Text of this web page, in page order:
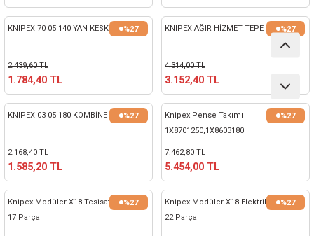
%27
KNIPEX 70 05 140 YAN KESKI
2.439,60 TL
1.784,40 TL
%27
KNIPEX AĞIR HİZMET TEPE KESKİ
4.314,00 TL
3.152,40 TL
%27
KNIPEX 03 05 180 KOMBİNE PENSE
2.168,40 TL
1.585,20 TL
%27
Knipex Pense Takımı
1X8701250,1X8603180
7.462,80 TL
5.454,00 TL
%27
Knipex Modüler X18 Tesisatçı Çanta
17 Parça
%27
Knipex Modüler X18 Elektrikçi Çanta
22 Parça